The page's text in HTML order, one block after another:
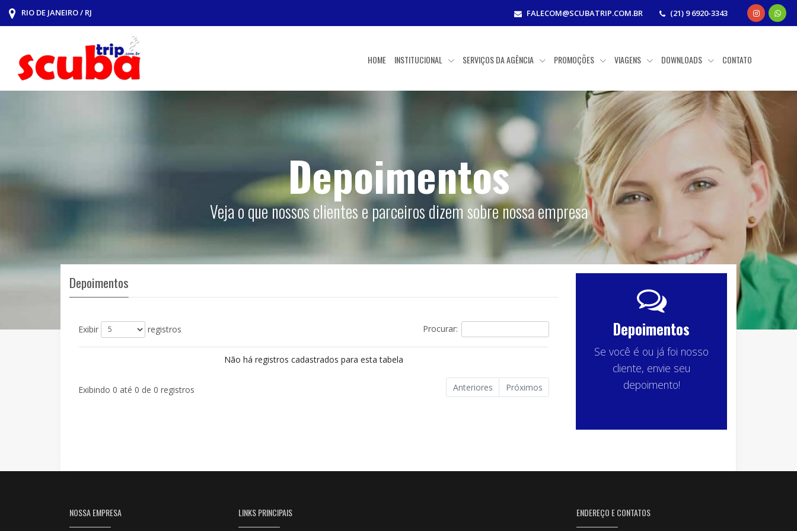
RIO DE JANEIRO / RJ FALECOM@SCUBATRIP.COM.BR (21) 9 6920-3343
HOME INSTITUCIONAL SERVIÇOS DA AGÊNCIA PROMOÇÕES VIAGENS DOWNLOADS CONTATO
Depoimentos
Veja o que nossos clientes e parceiros dizem sobre nossa empresa
Depoimentos
Exibir registros Procurar:
Não há registros cadastrados para esta tabela
Exibindo 0 até 0 de 0 registros Anteriores Próximos
Depoimentos
Se você é ou já foi nosso
cliente, envie seu
depoimento!
NOSSA EMPRESA LINKS PRINCIPAIS ENDEREÇO E CONTATOS